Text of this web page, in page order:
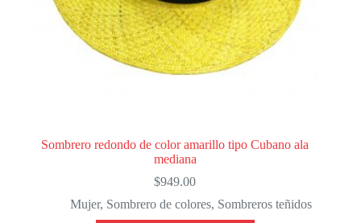
Sombrero redondo de color amarillo tipo Cubano ala
mediana
$949.00
Mujer, Sombrero de colores, Sombreros teñidos